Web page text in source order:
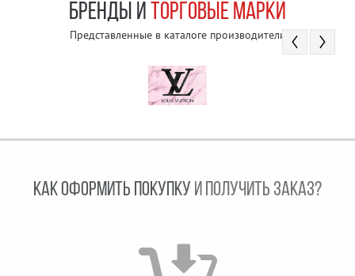
БРЕНДЫ И ТОРГОВЫЕ МАРКИ
Представленные в каталоге производители
КАК ОФОРМИТЬ ПОКУПКУ И ПОЛУЧИТЬ ЗАКАЗ?